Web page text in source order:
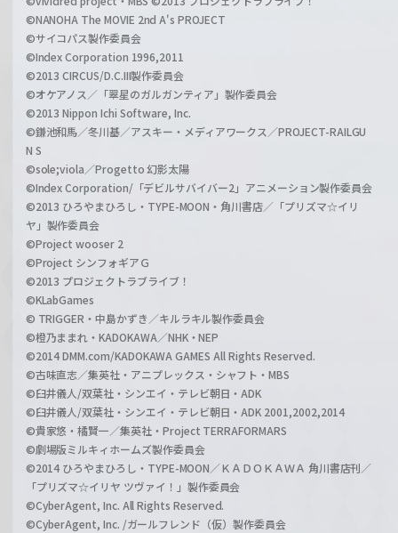
©NANOHA The MOVIE 2nd A's PROJECT
©サイコパス製作委員会
©Index Corporation 1996,2011
©2013 CIRCUS/D.C.III製作委員会
©オケアノス／「翠星のガルガンティア」製作委員会
©2013 Nippon Ichi Software, Inc.
©鎌池和馬／冬川基／アスキー・メディアワークス／PROJECT-RAILGU
N S
©sole;viola／Progetto 幻影太陽
©Index Corporation/「デビルサバイバー2」アニメーション製作委員会
©2013 ひろやまひろし・TYPE-MOON・角川書店／「プリズマ☆イリ
ヤ」製作委員会
©Project wooser 2
©Project シンフォギアＧ
©2013 プロジェクトラブライブ！
©KLabGames
© TRIGGER・中島かずき／キルラキル製作委員会
©橙乃ままれ・KADOKAWA／NHK・NEP
©2014 DMM.com/KADOKAWA GAMES All Rights Reserved.
©古味直志／集英社・アニプレックス・シャフト・MBS
©臼井儀人/双葉社・シンエイ・テレビ朝日・ADK
©臼井儀人/双葉社・シンエイ・テレビ朝日・ADK 2001,2002,2014
©貴家悠・橘賢一／集英社・Project TERRAFORMARS
©劇場版ミルキィホームズ製作委員会
©2014 ひろやまひろし・TYPE-MOON／ＫＡＤＯＫＡＷＡ 角川書店刊／
「プリズマ☆イリヤ ツヴァイ！」製作委員会
©CyberAgent, Inc. All Rights Reserved.
©CyberAgent, Inc. /ガールフレンド（仮）製作委員会